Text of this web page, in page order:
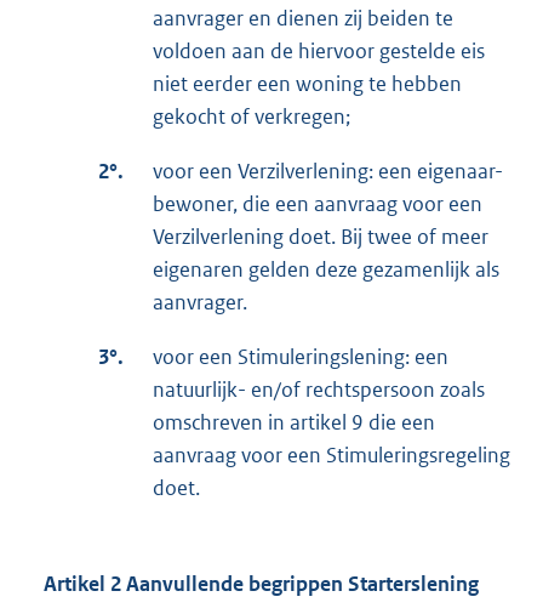
aanvrager en dienen zij beiden te
voldoen aan de hiervoor gestelde eis
niet eerder een woning te hebben
gekocht of verkregen;
2°.
voor een Verzilverlening: een eigenaar-
bewoner, die een aanvraag voor een
Verzilverlening doet. Bij twee of meer
eigenaren gelden deze gezamenlijk als
aanvrager.
3°.
voor een Stimuleringslening: een
natuurlijk- en/of rechtspersoon zoals
omschreven in artikel 9 die een
aanvraag voor een Stimuleringsregeling
doet.
Artikel 2 Aanvullende begrippen Starterslening